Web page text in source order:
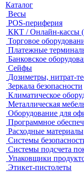
Каталог
Весы
POS-периферия
ККТ / Онлайн-кассы
Торговое
Платежные
Банковское
Сейфы
Дозиметры, нитрат-
Зеркала безопасности
Климатическое
Металлическая
Оборудование для
Программное
Расходные материалы
Системы
Системы подсчета
Упаковщики
Этикет-пистолеты